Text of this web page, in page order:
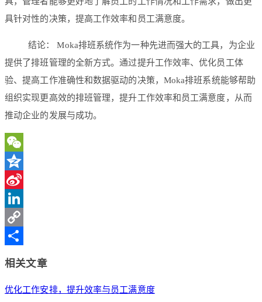
具针对性的决策，提高工作效率和员工满意度。
结论： Moka排班系统作为一种先进而强大的工具，为企业
提供了排班管理的全新方式。通过提升工作效率、优化员工体
验、提高工作准确性和数据驱动的决策，Moka排班系统能够帮助
组织实现更高效的排班管理，提升工作效率和员工满意度，从而
推动企业的发展与成功。
WeChat
Qzone
Sina
Weibo
LinkedIn
Copy
相关文章
优化工作安排，提升效率与员工满意度